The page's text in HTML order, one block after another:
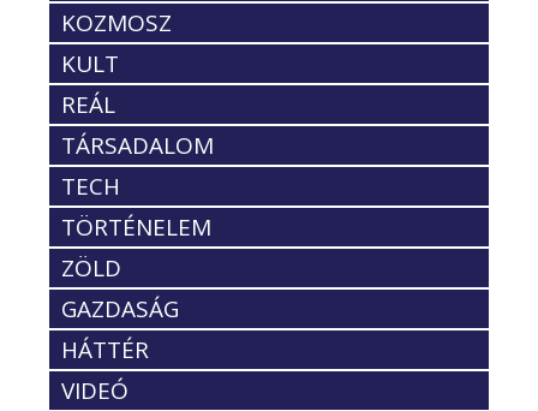
KOZMOSZ
KULT
REÁL
TÁRSADALOM
TECH
TÖRTÉNELEM
ZÖLD
GAZDASÁG
HÁTTÉR
VIDEÓ